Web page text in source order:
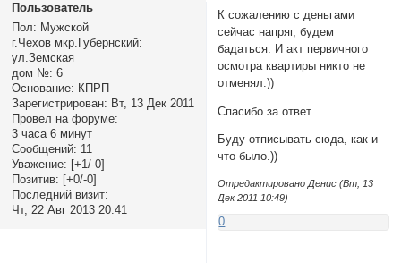
Пользователь
Пол: Мужской
г.Чехов мкр.Губернский:
ул.Земская
дом №: 6
Основание: КПРП
Зарегистрирован: Вт, 13 Дек 2011
Провел на форуме:
3 часа 6 минут
Сообщений: 11
Уважение: [+1/-0]
Позитив: [+0/-0]
Последний визит:
Чт, 22 Авг 2013 20:41
К сожалению с деньгами
сейчас напряг, будем
бадаться. И акт первичного
осмотра квартиры никто не
отменял.))
Спасибо за ответ.
Буду отписывать сюда, как и
что было.))
Отредактировано Денис (Вт, 13
Дек 2011 10:49)
0